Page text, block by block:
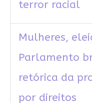
terror racial
Mulheres,
Parlamento
retórica da
por direitos